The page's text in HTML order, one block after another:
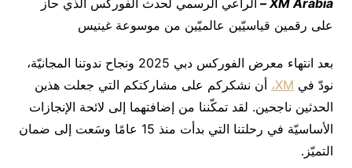
XM Arabia
– الراعي الرسمي لحدث الفوركس الذي حاز
على رقمين قياسيّين عالميّين من موسوعة غينيس
بعد انتهاء معرض الفوركس دبي 2025 ونجاح ندوتنا المجانيّة،
نودّ في XM، أن نشكركم على مشاركتكم التي جعلت هذين
الحدثين ناجحين. لقد تمكّننا من إضافتهما إلى لائحة الإنجازات
الأساسيّة في رحلتنا التي بدأت منذ 15 عامًا وسَعت إلى ضمان
التميّز.